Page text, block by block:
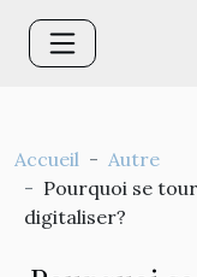
Accueil
Autre
Pourquoi se
digitaliser?